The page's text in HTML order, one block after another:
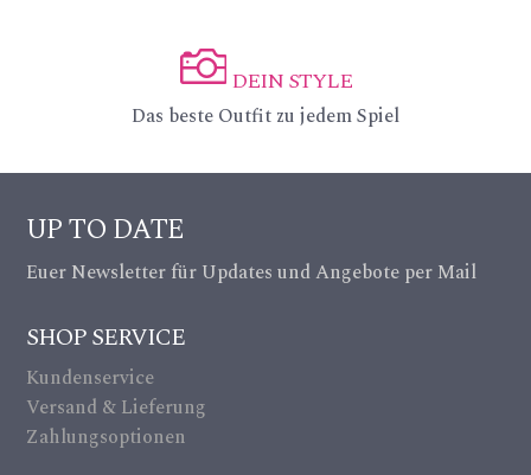
on
_c
re
ic
ic
on
_c
a
a_
alt
DEIN STYLE
Das beste Outfit zu jedem Spiel
UP TO DATE
Euer Newsletter für Updates und Angebote per Mail
SHOP SERVICE
Kundenservice
Versand & Lieferung
Zahlungsoptionen